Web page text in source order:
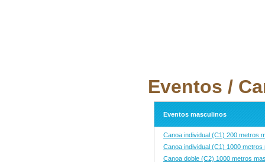
Eventos /
Eventos masculinos
Canoa individual (C1) 200 metros
Canoa individual (C1) 1000 metros
Canoa doble (C2) 1000 metros